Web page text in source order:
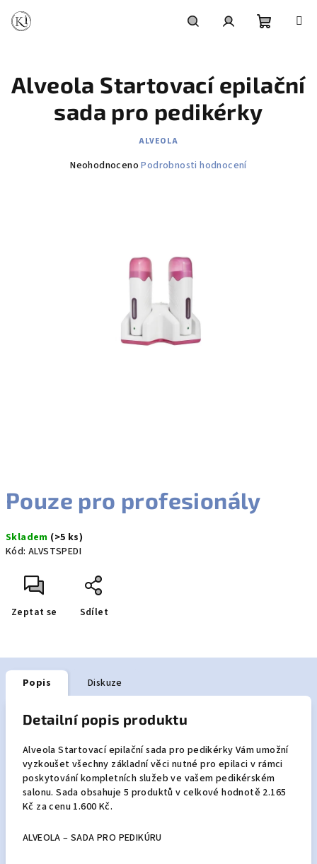
obsah
košík
Pouze pro profesionály
Skladem (>5 ks)
Kód: ALVSTSPEDI
Zeptat se Sdílet
Alveola Startovací epilační
sada pro pedikérky
ALVEOLA
Průměrné
Neohodnoceno Podrobnosti hodnocení
Popis Diskuze
Detailní popis produktu
Alveola Startovací epilační sada pro pedikérky Vám umožní
vyzkoušet všechny základní věci nutné pro epilaci v rámci
poskytování kompletních služeb ve vašem pedikérském
salonu. Sada obsahuje 5 produktů v celkové hodnotě 2.165
Kč za cenu 1.600 Kč.
ALVEOLA – SADA PRO PEDIKÚRU